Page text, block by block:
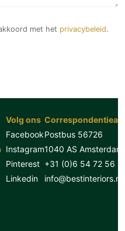
met het privacybeleid.
Volg ons
Facebook
Instagram
Pinterest
Linkedin
Postbus 56726
1040 AS Amsterdam
+31 (0)6 54 72 56
info@bestinteriors.nl